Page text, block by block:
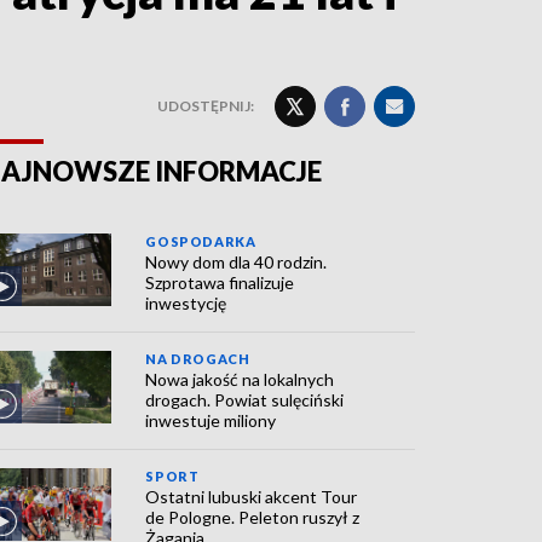
UDOSTĘPNIJ:
INFORMACJE
GOSPODARKA
Nowy dom dla 40 rodzin.
Szprotawa finalizuje
inwestycję
NA DROGACH
Nowa jakość na lokalnych
drogach. Powiat sulęciński
inwestuje miliony
SPORT
Ostatni lubuski akcent Tour
de Pologne. Peleton ruszył z
Żagania